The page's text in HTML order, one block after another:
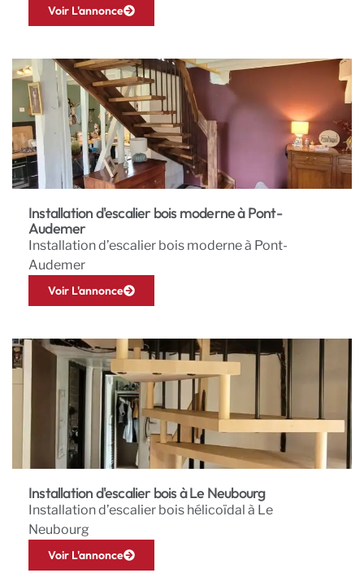
Voir L'annonce
Installation d'escalier bois moderne à Pont-
Audemer
Installation d’escalier bois moderne à Pont-
Audemer
Voir L'annonce
Installation d'escalier bois à Le Neubourg
Installation d’escalier bois hélicoïdal à Le
Neubourg
Voir L'annonce